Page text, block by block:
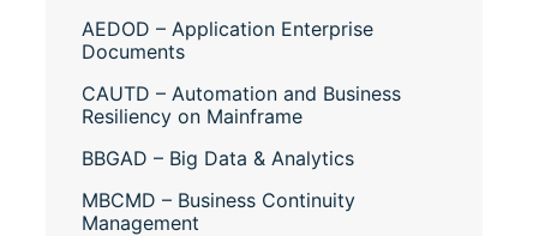
AEDOD – Application Enterprise
Documents
CAUTD – Automation and Business
Resiliency on Mainframe
BBGAD – Big Data & Analytics
MBCMD – Business Continuity
Management